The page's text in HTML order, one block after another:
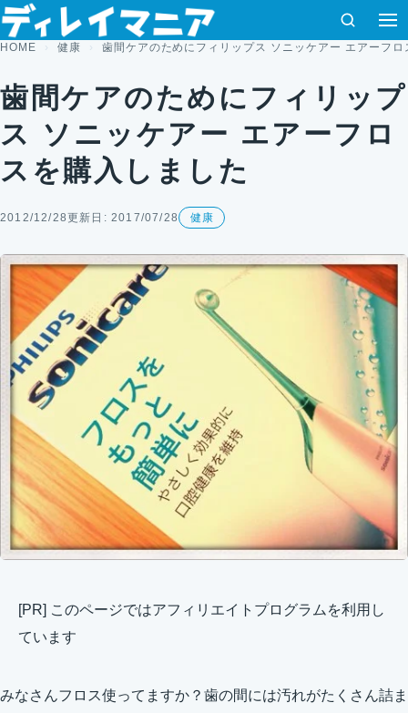
コンテンツへスキップ
検索
HOME 健康 歯間ケアのためにフィリップス ソニッケアー エアーフロ
歯間ケアのためにフィリップ
ス ソニッケアー エアーフロ
スを購入しました
2012/12/28更新日: 2017/07/28 健康
[PR] このページではアフィリエイトプログラムを利用し
ています
みなさんフロス使ってますか？歯の間には汚れがたくさん詰ま